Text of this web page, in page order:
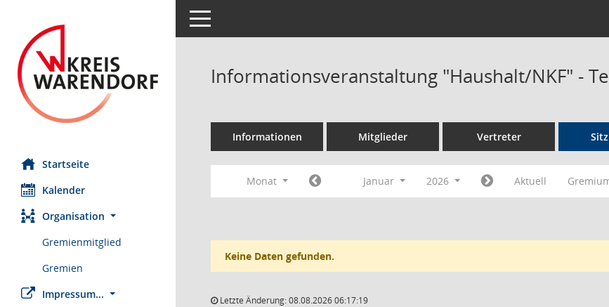
Startseite
Kalender
Organisation
Gremienmitglied
Gremien
Impressum...
Toggle navigation
Informationsveranstaltung "Haushalt/NKF" -
Informationen Mitglieder Vertreter
Monat Januar 2026 Aktuell
Keine Daten gefunden.
Letzte Änderung: 08.08.2026 06:17:19